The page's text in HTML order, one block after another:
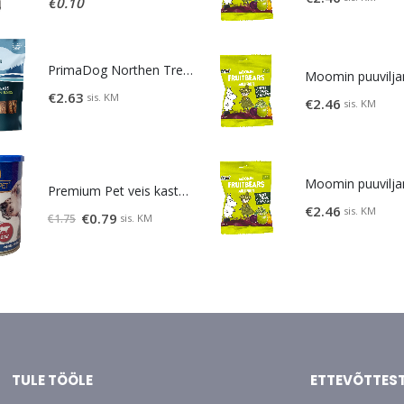
PrimaDog Northen Treats maius lambaliha-lõhe 80g
€2.63 sis. KM
Premium Pet veis kastmes 415 g
€1.75 Original
€0.79 Current
sis. KM
€2.46 sis. KM
€2.46 sis. KM
TULE TÖÖLE